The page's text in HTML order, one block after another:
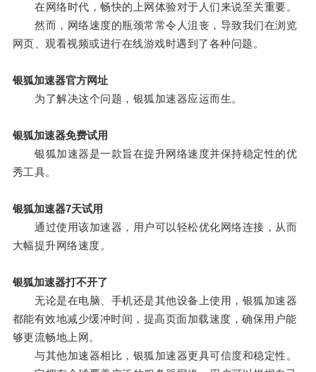
在网络时代，畅快的上网体验对于人们来说至关重要。
然而，网络速度的瓶颈常常令人沮丧，导致我们在浏览
网页、观看视频或进行在线游戏时遇到了各种问题。
银狐加速器官方网址
为了解决这个问题，银狐加速器应运而生。
银狐加速器免费试用
银狐加速器是一款旨在提升网络速度并保持稳定性的优
秀工具。
银狐加速器7天试用
通过使用该加速器，用户可以轻松优化网络连接，从而
大幅提升网络速度。
银狐加速器打不开了
无论是在电脑、手机还是其他设备上使用，银狐加速器
都能有效地减少缓冲时间，提高页面加载速度，确保用户能
够更流畅地上网。
与其他加速器相比，银狐加速器更具可信度和稳定性。